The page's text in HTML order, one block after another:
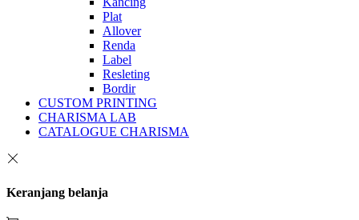
Plat
Allover
Renda
Label
Resleting
Bordir
CUSTOM PRINTING
CHARISMA LAB
CATALOGUE CHARISMA
Keranjang belanja